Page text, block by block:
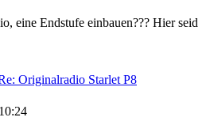
eine Endstufe einbauen??? Hier seid
Originalradio Starlet P8
Beitrag